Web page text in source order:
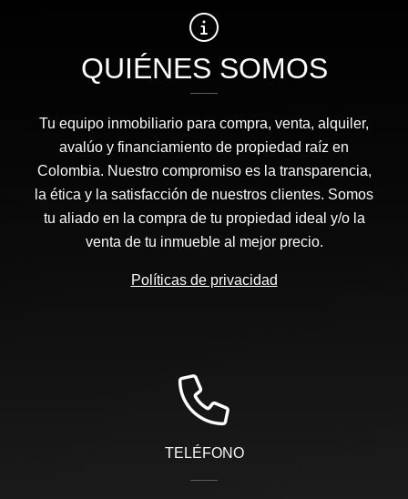
QUIÉNES SOMOS
Tu equipo inmobiliario para compra, venta, alquiler,
avalúo y financiamiento de propiedad raíz en
Colombia. Nuestro compromiso es la transparencia,
la ética y la satisfacción de nuestros clientes. Somos
tu aliado en la compra de tu propiedad ideal y/o la
venta de tu inmueble al mejor precio.
Políticas de privacidad
TELÉFONO